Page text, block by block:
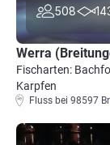
508
Werra
Fischarten:
Karpfen
Fluss bei 98597